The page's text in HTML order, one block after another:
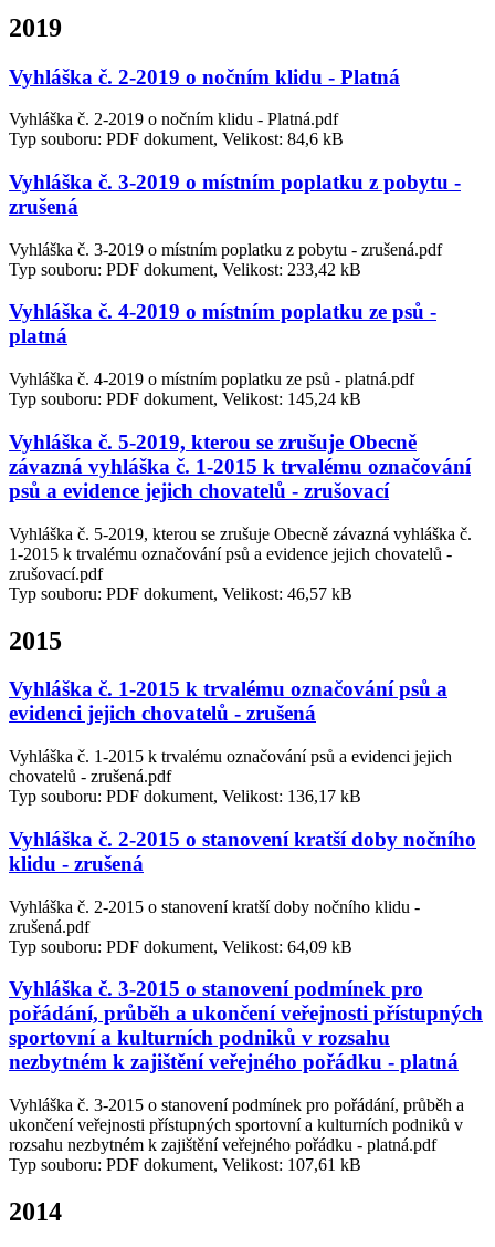
2019
Vyhláška č. 2-2019 o nočním klidu - Platná
Vyhláška č. 2-2019 o nočním klidu - Platná.pdf
Typ souboru: PDF dokument, Velikost: 84,6 kB
Vyhláška č. 3-2019 o místním poplatku z pobytu -
zrušená
Vyhláška č. 3-2019 o místním poplatku z pobytu - zrušená.pdf
Typ souboru: PDF dokument, Velikost: 233,42 kB
Vyhláška č. 4-2019 o místním poplatku ze psů -
platná
Vyhláška č. 4-2019 o místním poplatku ze psů - platná.pdf
Typ souboru: PDF dokument, Velikost: 145,24 kB
Vyhláška č. 5-2019, kterou se zrušuje Obecně
závazná vyhláška č. 1-2015 k trvalému označování
psů a evidence jejich chovatelů - zrušovací
Vyhláška č. 5-2019, kterou se zrušuje Obecně závazná vyhláška č.
1-2015 k trvalému označování psů a evidence jejich chovatelů -
zrušovací.pdf
Typ souboru: PDF dokument, Velikost: 46,57 kB
2015
Vyhláška č. 1-2015 k trvalému označování psů a
evidenci jejich chovatelů - zrušená
Vyhláška č. 1-2015 k trvalému označování psů a evidenci jejich
chovatelů - zrušená.pdf
Typ souboru: PDF dokument, Velikost: 136,17 kB
Vyhláška č. 2-2015 o stanovení kratší doby nočního
klidu - zrušená
Vyhláška č. 2-2015 o stanovení kratší doby nočního klidu -
zrušená.pdf
Typ souboru: PDF dokument, Velikost: 64,09 kB
Vyhláška č. 3-2015 o stanovení podmínek pro
pořádání, průběh a ukončení veřejnosti přístupných
sportovní a kulturních podniků v rozsahu
nezbytném k zajištění veřejného pořádku - platná
Vyhláška č. 3-2015 o stanovení podmínek pro pořádání, průběh a
ukončení veřejnosti přístupných sportovní a kulturních podniků v
rozsahu nezbytném k zajištění veřejného pořádku - platná.pdf
Typ souboru: PDF dokument, Velikost: 107,61 kB
2014